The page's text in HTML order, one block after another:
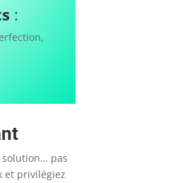
:
solution… pas
et privilégiez